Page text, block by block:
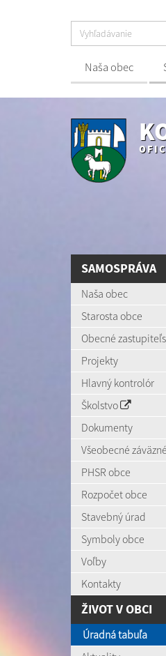
Naša obec
SAMOSPRÁVA
Naša obec
Starosta obce
Obecné
Projekty
Hlavný kontrolór
Školstvo
Dokumenty
Všeobecné
PHSR obce
Rozpočet obce
Stavebný úrad
Symboly obce
Voľby
Kontakty
ŽIVOT V OBCI
Úradná tabuľa